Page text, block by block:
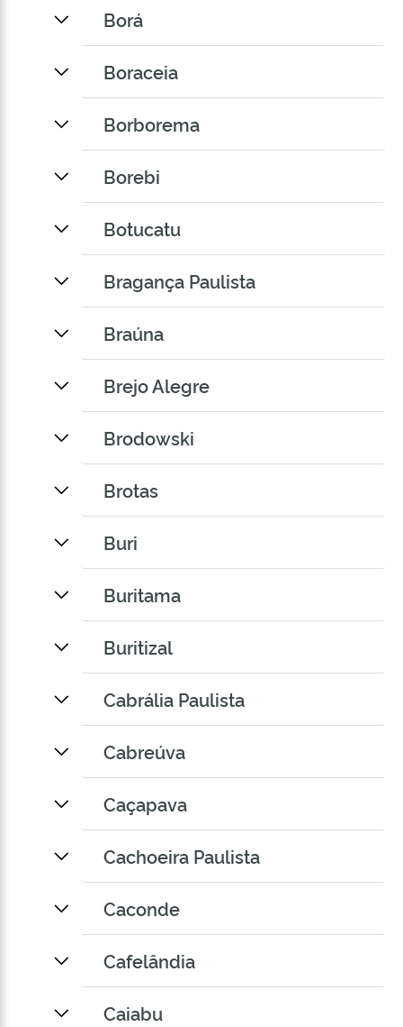
Borá
Boraceia
Borborema
Borebi
Botucatu
Bragança Paulista
Braúna
Brejo Alegre
Brodowski
Brotas
Buri
Buritama
Buritizal
Cabrália Paulista
Cabreúva
Caçapava
Cachoeira Paulista
Caconde
Cafelândia
Caiabu